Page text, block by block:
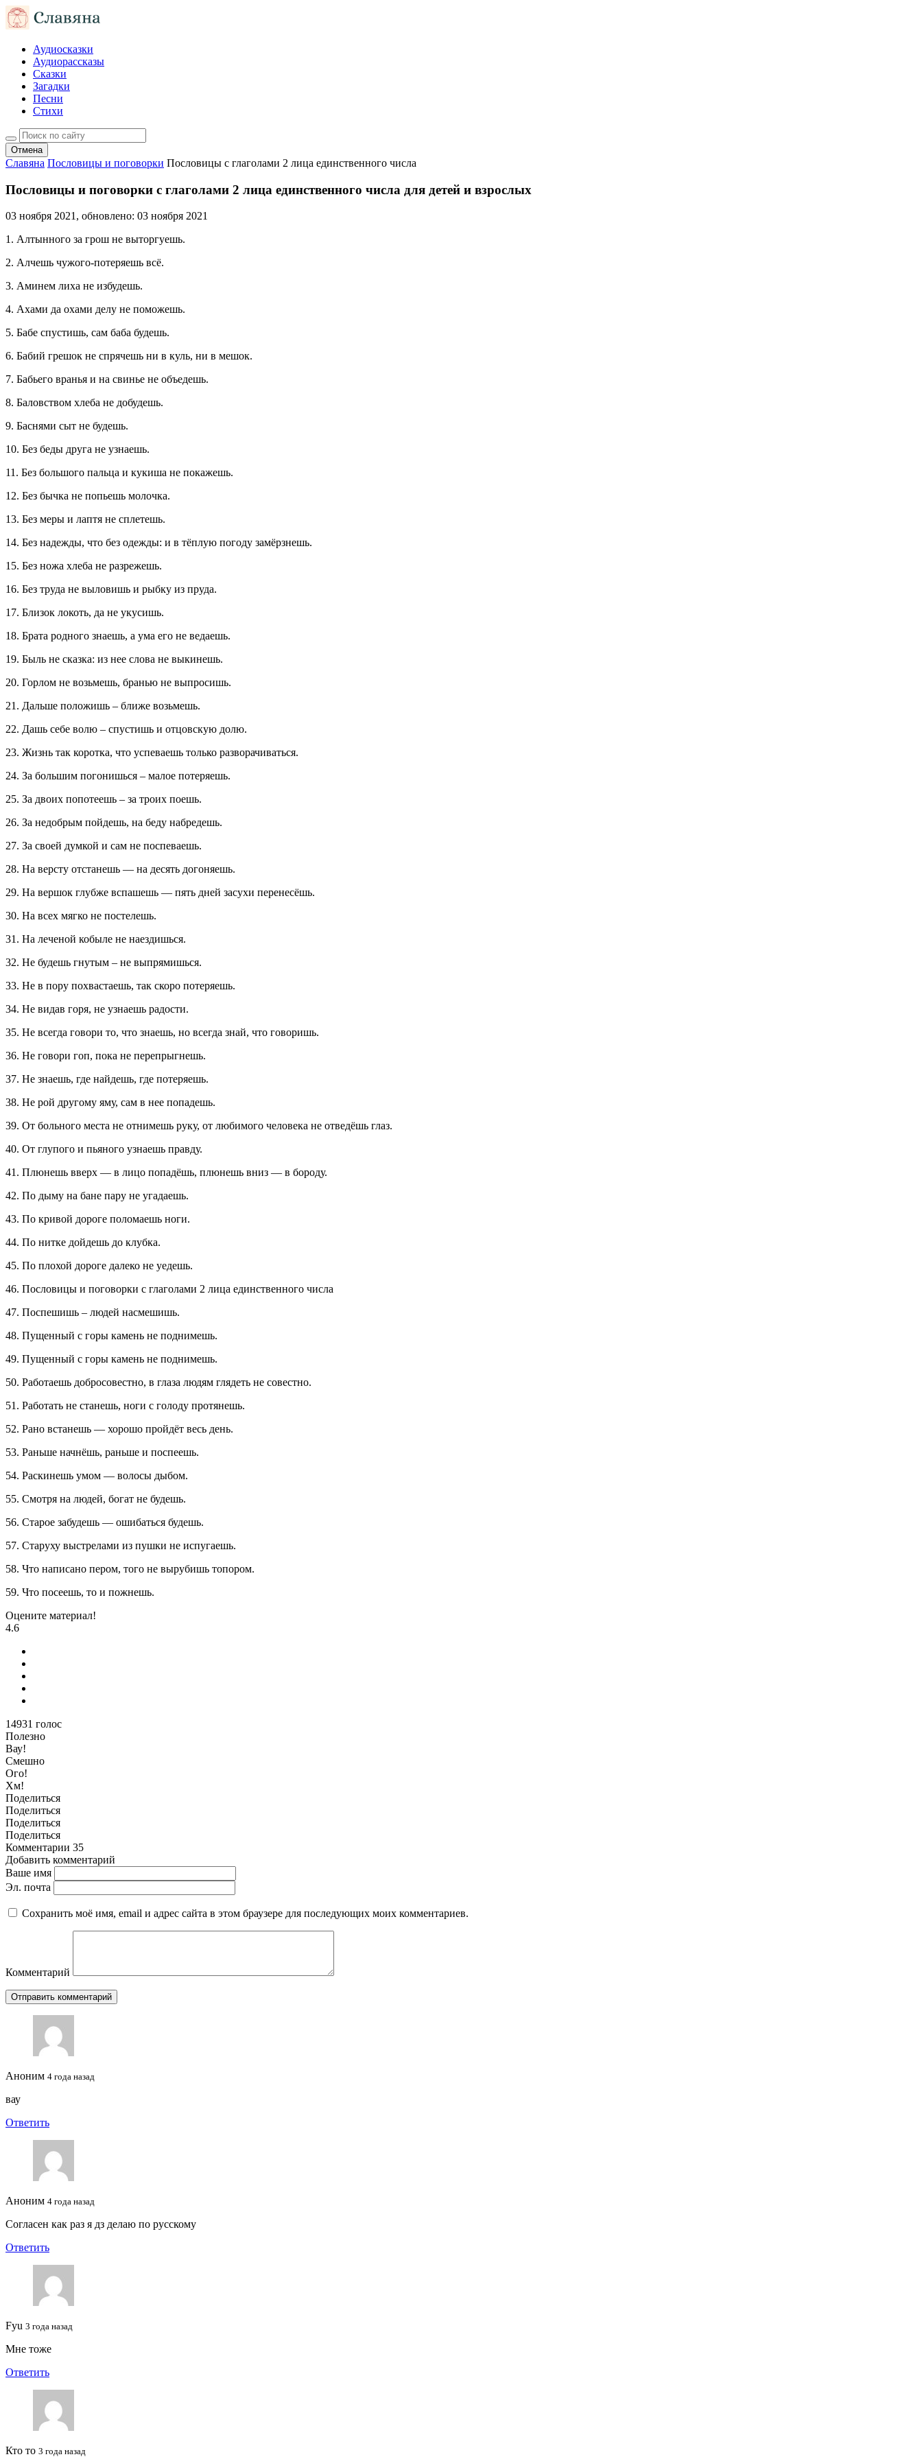
Аудиосказки
Аудиорассказы
Сказки
Загадки
Песни
Стихи
Отмена
Славяна Пословицы и поговорки Пословицы с глаголами 2 лица единственного числа
Пословицы и поговорки с глаголами 2 лица единственного числа для детей и взрослых
03 ноября 2021, обновлено: 03 ноября 2021
1. Алтынного за грош не выторгуешь.
2. Алчешь чужого-потеряешь всё.
3. Аминем лиха не избудешь.
4. Ахами да охами делу не поможешь.
5. Бабе спустишь, сам баба будешь.
6. Бабий грешок не спрячешь ни в куль, ни в мешок.
7. Бабьего вранья и на свинье не объедешь.
8. Баловством хлеба не добудешь.
9. Баснями сыт не будешь.
10. Без беды друга не узнаешь.
11. Без большого пальца и кукиша не покажешь.
12. Без бычка не попьешь молочка.
13. Без меры и лаптя не сплетешь.
14. Без надежды, что без одежды: и в тёплую погоду замёрзнешь.
15. Без ножа хлеба не разрежешь.
16. Без труда не выловишь и рыбку из пруда.
17. Близок локоть, да не укусишь.
18. Брата родного знаешь, а ума его не ведаешь.
19. Быль не сказка: из нее слова не выкинешь.
20. Горлом не возьмешь, бранью не выпросишь.
21. Дальше положишь – ближе возьмешь.
22. Дашь себе волю – спустишь и отцовскую долю.
23. Жизнь так коротка, что успеваешь только разворачиваться.
24. За большим погонишься – малое потеряешь.
25. За двоих попотеешь – за троих поешь.
26. За недобрым пойдешь, на беду набредешь.
27. За своей думкой и сам не поспеваешь.
28. На версту отстанешь — на десять догоняешь.
29. На вершок глубже вспашешь — пять дней засухи перенесёшь.
30. На всех мягко не постелешь.
31. На леченой кобыле не наездишься.
32. Не будешь гнутым – не выпрямишься.
33. Не в пору похвастаешь, так скоро потеряешь.
34. Не видав горя, не узнаешь радости.
35. Не всегда говори то, что знаешь, но всегда знай, что говоришь.
36. Не говори гоп, пока не перепрыгнешь.
37. Не знаешь, где найдешь, где потеряешь.
38. Не рой другому яму, сам в нее попадешь.
39. От больного места не отнимешь руку, от любимого человека не отведёшь глаз.
40. От глупого и пьяного узнаешь правду.
41. Плюнешь вверх — в лицо попадёшь, плюнешь вниз — в бороду.
42. По дыму на бане пару не угадаешь.
43. По кривой дороге поломаешь ноги.
44. По нитке дойдешь до клубка.
45. По плохой дороге далеко не уедешь.
46. Пословицы и поговорки с глаголами 2 лица единственного числа
47. Поспешишь – людей насмешишь.
48. Пущенный с горы камень не поднимешь.
49. Пущенный с горы камень не поднимешь.
50. Работаешь добросовестно, в глаза людям глядеть не совестно.
51. Работать не станешь, ноги с голоду протянешь.
52. Рано встанешь — хорошо пройдёт весь день.
53. Раньше начнёшь, раньше и поспеешь.
54. Раскинешь умом — волосы дыбом.
55. Смотря на людей, богат не будешь.
56. Старое забудешь — ошибаться будешь.
57. Старуху выстрелами из пушки не испугаешь.
58. Что написано пером, того не вырубишь топором.
59. Что посеешь, то и пожнешь.
Оцените материал!
4.6
14931 голос
Полезно
Вау!
Смешно
Ого!
Хм!
Поделиться
Поделиться
Поделиться
Поделиться
Комментарии 35
Добавить комментарий
Ваше имя
Эл. почта
Сохранить моё имя, email и адрес сайта в этом браузере для последующих моих комментариев.
Комментарий
Аноним 4 года назад
вау
Ответить
Аноним 4 года назад
Согласен как раз я дз делаю по русскому
Ответить
Fyu 3 года назад
Мне тоже
Ответить
Кто то 3 года назад